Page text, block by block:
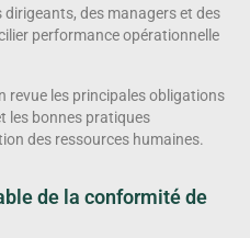
dirigeants, des managers et des
performance opérationnelle
revue les principales obligations
les bonnes pratiques
des ressources humaines.
de la conformité de